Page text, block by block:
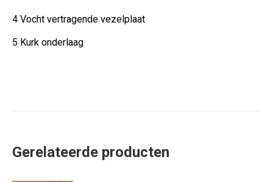
4 Vocht vertragende vezelplaat
5 Kurk onderlaag
Gerelateerde producten